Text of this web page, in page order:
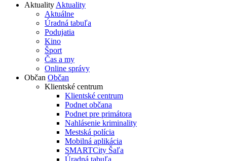
AktualityAktuality
Aktuálne
Úradná tabuľa
Podujatia
Kino
Šport
Čas a my
Online správy
Občan Občan
Klientské centrum
Klientské centrum
Podnet občana
Podnet pre primátora
Nahlásenie kriminality
Mestská polícia
Mobilná aplikácia
SMARTCity Šaľa